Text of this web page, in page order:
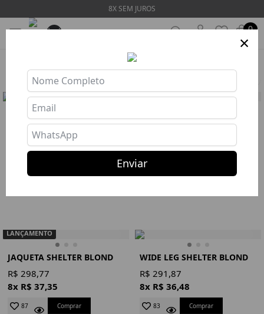
8X SEM JUROS
0
PREVIEW ALTO INVERNO
JAQUETA SHELTER BLACK
R$ 298,77
8x R$ 37,35
WIDE LEG SHELTER BLACK
8x R$ 36,48
LANÇAMENTO
JAQUETA SHELTER BLOND
R$ 298,77
8x R$ 37,35
87 Comprar
WIDE LEG SHELTER BLOND
R$ 291,87
8x R$ 36,48
83 Comprar
×
Enviar